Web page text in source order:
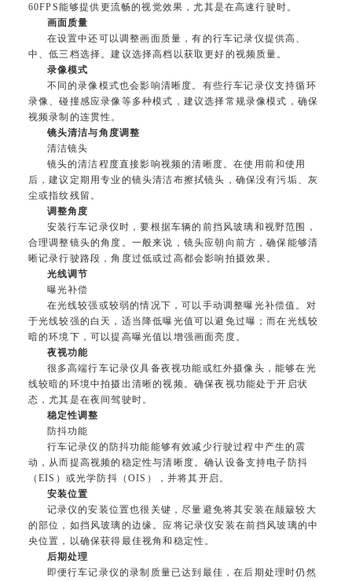
60FPS能够提供更流畅的视觉效果，尤其是在高速行驶时。
画面质量
在设置中还可以调整画面质量，有的行车记录仪提供高、
中、低三档选择。建议选择高档以获取更好的视频质量。
录像模式
不同的录像模式也会影响清晰度。有些行车记录仪支持循环
录像、碰撞感应录像等多种模式，建议选择常规录像模式，确保
视频录制的连贯性。
镜头清洁与角度调整
清洁镜头
镜头的清洁程度直接影响视频的清晰度。在使用前和使用
后，建议定期用专业的镜头清洁布擦拭镜头，确保没有污垢、灰
尘或指纹残留。
调整角度
安装行车记录仪时，要根据车辆的前挡风玻璃和视野范围，
合理调整镜头的角度。一般来说，镜头应朝向前方，确保能够清
晰记录行驶路段，角度过低或过高都会影响拍摄效果。
光线调节
曝光补偿
在光线较强或较弱的情况下，可以手动调整曝光补偿值。对
于光线较强的白天，适当降低曝光值可以避免过曝；而在光线较
暗的环境下，可以提高曝光值以增强画面亮度。
夜视功能
很多高端行车记录仪具备夜视功能或红外摄像头，能够在光
线较暗的环境中拍摄出清晰的视频。确保夜视功能处于开启状
态，尤其是在夜间驾驶时。
稳定性调整
防抖功能
行车记录仪的防抖功能能够有效减少行驶过程中产生的震
动，从而提高视频的稳定性与清晰度。确认设备支持电子防抖
（EIS）或光学防抖（OIS），并将其开启。
安装位置
记录仪的安装位置也很关键，尽量避免将其安装在颠簸较大
的部位，如挡风玻璃的边缘。应将记录仪安装在前挡风玻璃的中
央位置，以确保获得最佳视角和稳定性。
后期处理
即便行车记录仪的录制质量已达到最佳，在后期处理时仍然